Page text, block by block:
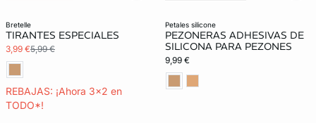
bretelle
TIRANTES ESPECIALES
3,99 €5,99 €
REBAJAS: ¡Ahora 3x2 en
TODO*!
petales silicone
PEZONERAS ADHESIVAS DE
SILICONA PARA PEZONES
9,99 €